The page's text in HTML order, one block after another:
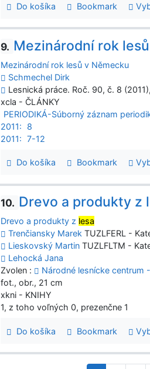
Do košíka Bookmark
9. Mezinárodní rok
Mezinárodní rok lesů v Německu
Schmechel Dirk
Lesnická práce. Roč. 90, č. 8
xcla - ČLÁNKY
PERIODIKÁ-Súborný záznam
2011:
8
2011:
7-12
Do košíka Bookmark
10. Drevo a produkty z
Drevo a produkty z lesa
Trenčiansky Marek TUZLFERL -
Lieskovský Martin TUZLFLTM -
Lehocká Jana
Zvolen :
Národné lesnícke centrum
fot., obr., 21 cm
xkni - KNIHY
1, z toho voľných 0, prezenčne 1
Do košíka Bookmark